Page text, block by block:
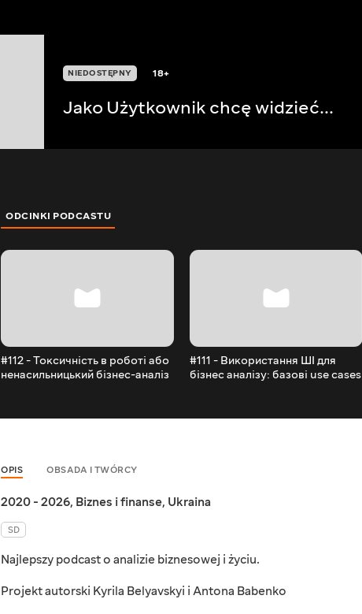
NIEDOSTĘPNY 18+
Jako Użytkownik chcę widzieć...
ODCINKI PODCASTU
#112 - Токсичність в роботі або
ненасильницький бізнес-аналіз
#111 - Використання ШІ для
бізнес аналізу: базові use cases
OPIS OBSADA I TWÓRCY
2020 - 2026, Biznes i finanse, Ukraina
SD
Najlepszy podcast o analizie biznesowej i życiu.
Projekt autorski Kyrila Belyavskyi i Antona Babenko